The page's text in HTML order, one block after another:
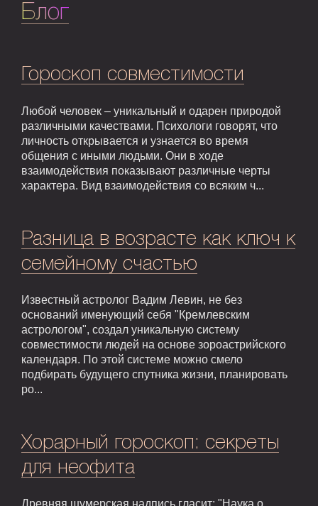
Блог
Гороскоп совместимости
Любой человек – уникальный и одарен природой
различными качествами. Психологи говорят, что
личность открывается и узнается во время
общения с иными людьми. Они в ходе
взаимодействия показывают различные черты
характера. Вид взаимодействия со всяким ч...
Разница в возрасте как ключ к
семейному счастью
Известный астролог Вадим Левин, не без
оснований именующий себя "Кремлевским
астрологом", создал уникальную систему
совместимости людей на основе зороастрийского
календаря. По этой системе можно смело
подбирать будущего спутника жизни, планировать
ро...
Хорарный гороскоп: секреты
для неофита
Древняя шумерская надпись гласит: "Наука о